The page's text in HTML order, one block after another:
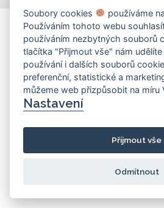
Soubory cookies
používáme
Používáním tohoto webu
používáním nezbytných souborů
tlačítka "Přijmout vše" nám
používání i dalších souborů
preferenční, statistické a
můžeme web přizpůsobit na míru
Nastavení
Přijmout vše
Odmítnout